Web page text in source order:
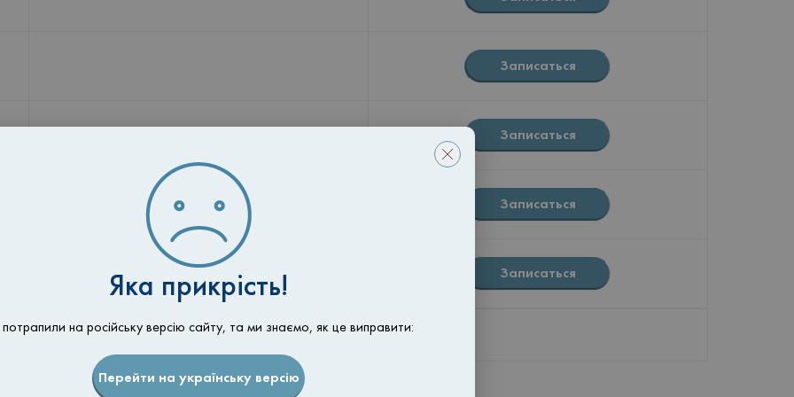
Записаться
Записаться
Записаться
Записаться
консультацію та процедуру — по телефону+38 067 180 01 80
Яка прикрість!
потрапили на російську версію сайту, та ми знаємо, як це виправити:
Перейти на українську версію